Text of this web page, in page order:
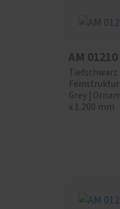
AM 01210
Tiefschwarz
Grey |
x 1.200 mm